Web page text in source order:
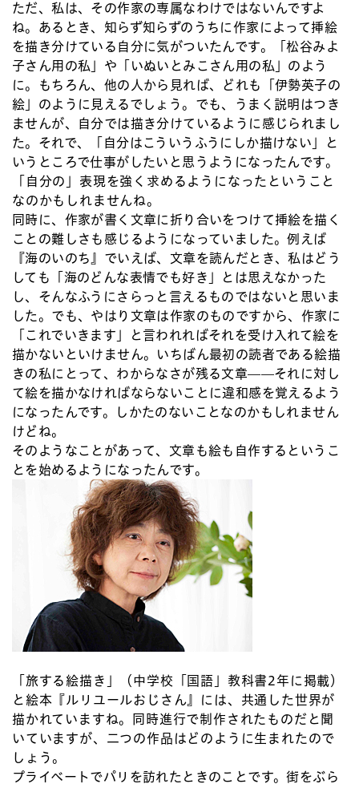
ただ、私は、その作家の専属なわけではないんですよ
ね。あるとき、知らず知らずのうちに作家によって挿絵
を描き分けている自分に気がついたんです。「松谷みよ
子さん用の私」や「いぬいとみこさん用の私」のよう
に。もちろん、他の人から見れば、どれも「伊勢英子の
絵」のように見えるでしょう。でも、うまく説明はつき
ませんが、自分では描き分けているように感じられまし
た。それで、「自分はこういうふうにしか描けない」と
いうところで仕事がしたいと思うようになったんです。
「自分の」表現を強く求めるようになったということ
なのかもしれませんね。
同時に、作家が書く文章に折り合いをつけて挿絵を描く
ことの難しさも感じるようになっていました。例えば
『海のいのち』でいえば、文章を読んだとき、私はどう
しても「海のどんな表情でも好き」とは思えなかった
し、そんなふうにさらっと言えるものではないと思いま
した。でも、やはり文章は作家のものですから、作家に
「これでいきます」と言われればそれを受け入れて絵を
描かないといけません。いちばん最初の読者である絵描
きの私にとって、わからなさが残る文章——それに対し
て絵を描かなければならないことに違和感を覚えるよう
になったんです。しかたのないことなのかもしれません
けどね。
そのようなことがあって、文章も絵も自作するというこ
とを始めるようになったんです。
「旅する絵描き」（中学校「国語」教科書2年に掲載）
と絵本『ルリユールおじさん』には、共通した世界が
描かれていますね。同時進行で制作されたものだと聞
いていますが、二つの作品はどのように生まれたので
しょう。
プライベートでパリを訪れたときのことです。街をぶら